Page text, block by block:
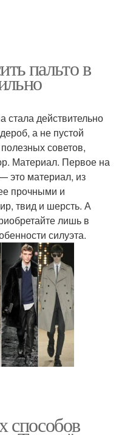
пальто в
стала действительно
а не пустой
советов,
Материал. Первое на
это материал, из
прочными и
твид и шерсть. А
лишь в
силуэта.
способов